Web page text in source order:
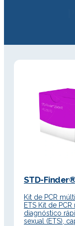
STD-
Kit de PCR
ETS Kit de
diagnóstico
sexual (ETS),